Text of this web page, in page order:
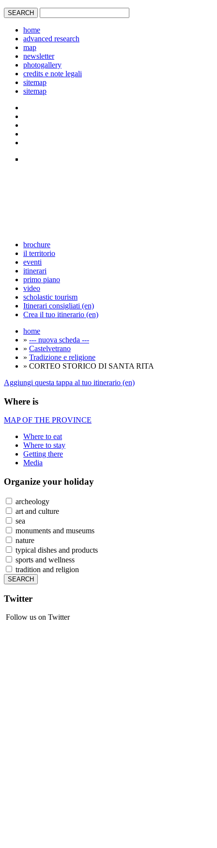
home
advanced research
map
newsletter
photogallery
credits e note legali
sitemap
sitemap
brochure
il territorio
eventi
itinerari
primo piano
video
scholastic tourism
Itinerari consigliati (en)
Crea il tuo itinerario (en)
home
» --- nuova scheda ---
» Castelvetrano
» Tradizione e religione
» CORTEO STORICO DI SANTA RITA
Aggiungi questa tappa al tuo itinerario (en)
Where is
MAP OF THE PROVINCE
Where to eat
Where to stay
Getting there
Media
Organize your holiday
archeology
art and culture
sea
monuments and museums
nature
typical dishes and products
sports and wellness
tradition and religion
Twitter
Follow us on Twitter